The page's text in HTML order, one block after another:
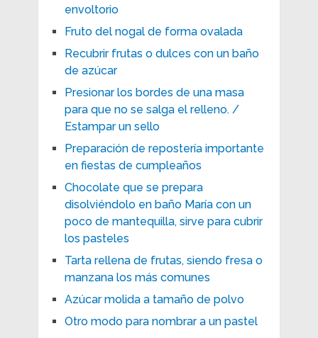
envoltorio
Fruto del nogal de forma ovalada
Recubrir frutas o dulces con un baño
de azúcar
Presionar los bordes de una masa
para que no se salga el relleno. /
Estampar un sello
Preparación de repostería importante
en fiestas de cumpleaños
Chocolate que se prepara
disolviéndolo en baño María con un
poco de mantequilla, sirve para cubrir
los pasteles
Tarta rellena de frutas, siendo fresa o
manzana los más comunes
Azúcar molida a tamaño de polvo
Otro modo para nombrar a un pastel